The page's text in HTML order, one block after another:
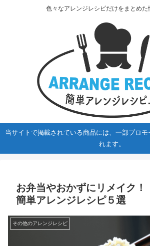
色々なアレンジレシピだけをまとめた
当サイトで掲載されている商品には、一部プロモ
れます。
お弁当やおかずにリメイク！
簡単アレンジレシピ５選
その他のアレンジレシピ